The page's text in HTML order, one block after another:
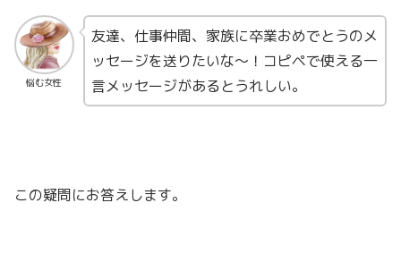
悩む女性
友達、仕事仲間、家族に卒業おめでとうのメ
ッセージを送りたいな〜！コピペで使える一
言メッセージがあるとうれしい。
この疑問にお答えします。